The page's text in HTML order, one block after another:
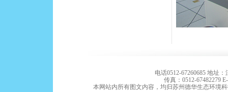
电话0512-67260685 地址
传真：0512-67482279
本网站内所有图文内容，均归苏州德华生态环境科